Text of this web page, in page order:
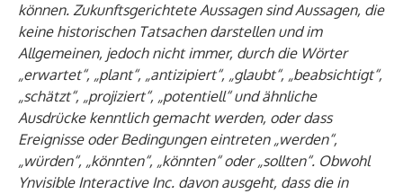
können. Zukunftsgerichtete Aussagen sind Aussagen, die
keine historischen Tatsachen darstellen und im
Allgemeinen, jedoch nicht immer, durch die Wörter
„erwartet“, „plant“, „antizipiert“, „glaubt“, „beabsichtigt“,
„schätzt“, „projiziert“, „potentiell“ und ähnliche
Ausdrücke kenntlich gemacht werden, oder dass
Ereignisse oder Bedingungen eintreten „werden“,
„würden“, „könnten“, „könnten“ oder „sollten“. Obwohl
Ynvisible Interactive Inc. davon ausgeht, dass die in